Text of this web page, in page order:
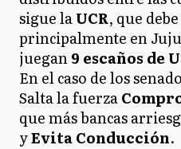
sigue laUCR, que
principalmente en
juegan9 escaños de
En el caso de los
Salta la fuerza
que más bancas
yEvita Conducción.